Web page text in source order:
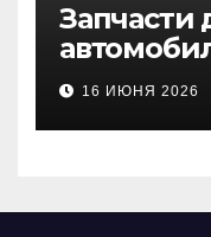
Запчасти
база по
16 ИЮНЯ 2026